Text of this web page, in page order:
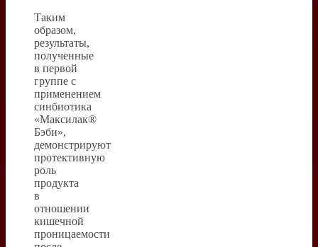
Таким
образом,
результаты,
полученные
в первой
группе с
применением
синбиотика
«Максилак®
Бэби»,
демонстрируют
протективную
роль
продукта
в
отношении
кишечной
проницаемости